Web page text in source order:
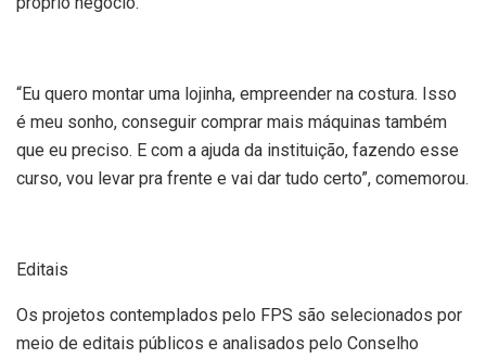
“Eu quero montar uma lojinha, empreender na costura. Isso
é meu sonho, conseguir comprar mais máquinas também
que eu preciso. E com a ajuda da instituição, fazendo esse
curso, vou levar pra frente e vai dar tudo certo”, comemorou.
Editais
Os projetos contemplados pelo FPS são selecionados por
meio de editais públicos e analisados pelo Conselho